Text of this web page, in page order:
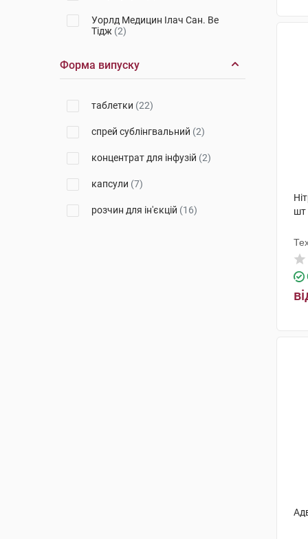
Уорлд Медицин Ілач Сан. Ве
Тідж (2)
Фарма Старт(1)
Дексель(2)
Лабораторії Серв'є Індастрі
Мікрохім(3)
Дарниця ФФ
Гріндекс(4)
Форма випуску
таблетки (22)
спрей сублінгвальний (2)
концентрат для інфузій (2)
капсули (7)
розчин для ін'єкцій (16)
шт